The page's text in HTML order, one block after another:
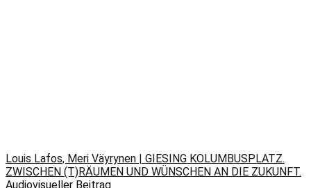
Louis Lafos, Meri Väyrynen | GIESING KOLUMBUSPLATZ.
ZWISCHEN (T)RÄUMEN UND WÜNSCHEN AN DIE ZUKUNFT.
Audiovisueller Beitrag